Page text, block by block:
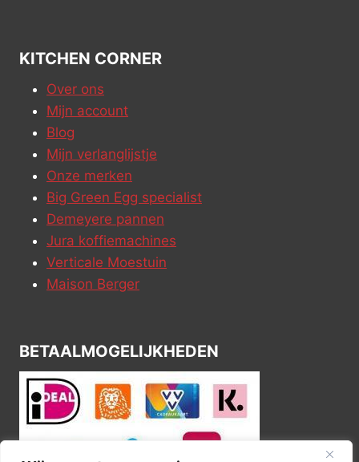
KITCHEN CORNER
Over ons
Mijn account
Blog
Mijn verlanglijstje
Onze merken
Big Green Egg specialist
Demeyere pannen
Jura koffiemachines
Verticale Moestuin
Maison Berger
BETAALMOGELIJKHEDEN